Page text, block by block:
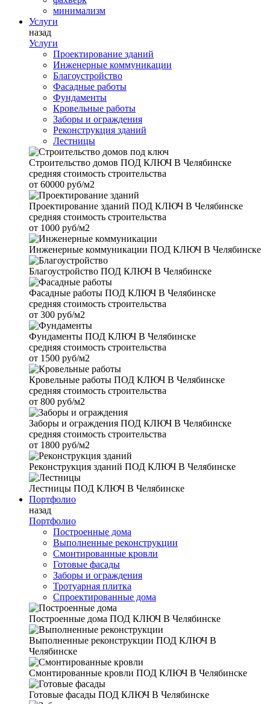
минимализм
Услуги
назад
Услуги
Проектирование зданий
Инженерные коммуникации
Благоустройство
Фасадные работы
Фундаменты
Кровельные работы
Заборы и ограждения
Реконструкция зданий
Лестницы
Строительство домов ПОД КЛЮЧ В Челябинске
средняя стоимость строительства
от 60000 руб/м2
Проектирование зданий ПОД КЛЮЧ В Челябинске
средняя стоимость строительства
от 1000 руб/м2
Инженерные коммуникации ПОД КЛЮЧ В Челябинске
Благоустройство ПОД КЛЮЧ В Челябинске
Фасадные работы ПОД КЛЮЧ В Челябинске
средняя стоимость строительства
от 300 руб/м2
Фундаменты ПОД КЛЮЧ В Челябинске
средняя стоимость строительства
от 1500 руб/м2
Кровельные работы ПОД КЛЮЧ В Челябинске
средняя стоимость строительства
от 800 руб/м2
Заборы и ограждения ПОД КЛЮЧ В Челябинске
средняя стоимость строительства
от 1800 руб/м2
Реконструкция зданий ПОД КЛЮЧ В Челябинске
Лестницы ПОД КЛЮЧ В Челябинске
Портфолио
назад
Портфолио
Построенные дома
Выполненные реконструкции
Смонтированные кровли
Готовые фасады
Заборы и ограждения
Тротуарная плитка
Спроектированные дома
Построенные дома ПОД КЛЮЧ В Челябинске
Выполненные реконструкции ПОД КЛЮЧ В
Челябинске
Смонтированные кровли ПОД КЛЮЧ В Челябинске
Готовые фасады ПОД КЛЮЧ В Челябинске